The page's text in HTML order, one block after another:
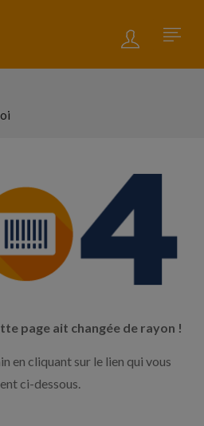
page ait changée de rayon !
en cliquant sur le lien qui vous
ci-dessous.